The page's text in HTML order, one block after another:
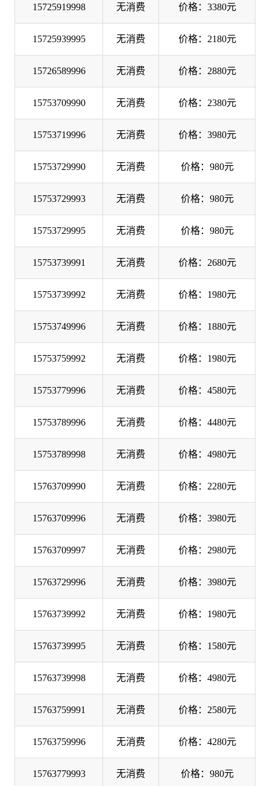
15725919998 无消费 价格：3380元
15725939995 无消费 价格：2180元
15726589996 无消费 价格：2880元
15753709990 无消费 价格：2380元
15753719996 无消费 价格：3980元
15753729990 无消费 价格：980元
15753729993 无消费 价格：980元
15753729995 无消费 价格：980元
15753739991 无消费 价格：2680元
15753739992 无消费 价格：1980元
15753749996 无消费 价格：1880元
15753759992 无消费 价格：1980元
15753779996 无消费 价格：4580元
15753789996 无消费 价格：4480元
15753789998 无消费 价格：4980元
15763709990 无消费 价格：2280元
15763709996 无消费 价格：3980元
15763709997 无消费 价格：2980元
15763729996 无消费 价格：3980元
15763739992 无消费 价格：1980元
15763739995 无消费 价格：1580元
15763739998 无消费 价格：4980元
15763759991 无消费 价格：2580元
15763759996 无消费 价格：4280元
15763779993 无消费 价格：980元